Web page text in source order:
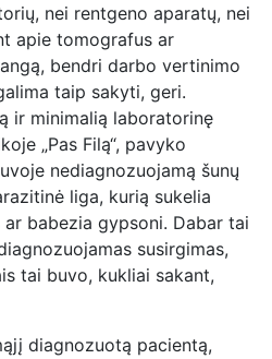
nei rentgeno aparatų, nei
apie tomografus ar
bendri darbo vertinimo
taip sakyti, geri.
ir minimalią laboratorinę
„Pas Filą“, pavyko
nediagnozuojamą šunų
liga, kurią sukelia
babezia gypsoni. Dabar tai
susirgimas,
tai buvo, kukliai sakant,
diagnozuotą pacientą,